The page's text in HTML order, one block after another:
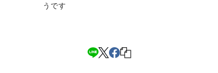
うです